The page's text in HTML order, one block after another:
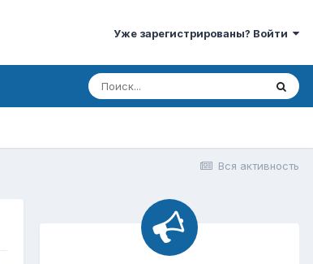
Уже зарегистрированы? Войти
Вся активность